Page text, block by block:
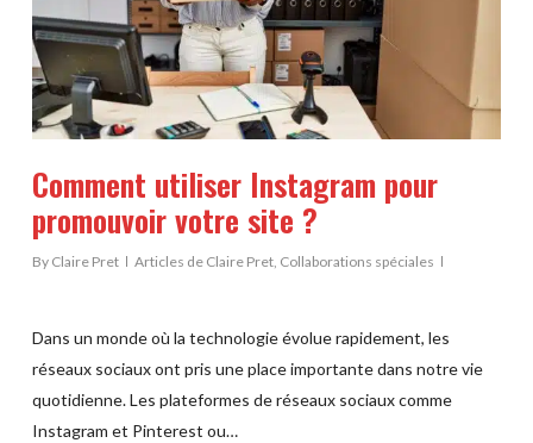
Comment utiliser Instagram pour
promouvoir votre site ?
By Claire Pret Articles de Claire Pret, Collaborations spéciales
Dans un monde où la technologie évolue rapidement, les
réseaux sociaux ont pris une place importante dans notre vie
quotidienne. Les plateformes de réseaux sociaux comme
Instagram et Pinterest ou…